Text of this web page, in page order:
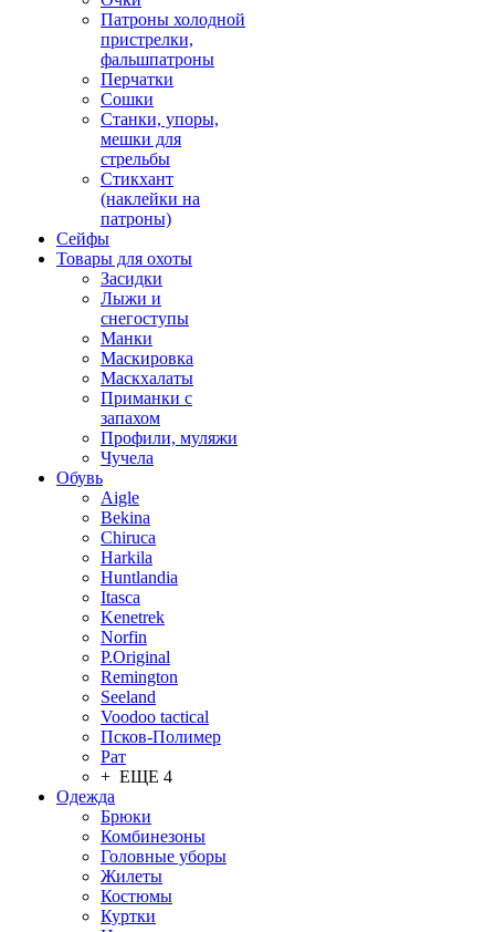
Патроны холодной
пристрелки,
фальшпатроны
Перчатки
Сошки
Станки, упоры,
мешки для
стрельбы
Стикхант
(наклейки на
патроны)
Сейфы
Товары для охоты
Засидки
Лыжи и
снегоступы
Манки
Маскировка
Маскхалаты
Приманки с
запахом
Профили, муляжи
Чучела
Обувь
Aigle
Bekina
Chiruсa
Harkila
Huntlandia
Itasca
Kenetrek
Norfin
P.Original
Remington
Seeland
Voodoo tactical
Псков-Полимер
Рат
+ ЕЩЕ 4
Одежда
Брюки
Комбинезоны
Головные уборы
Жилеты
Костюмы
Куртки